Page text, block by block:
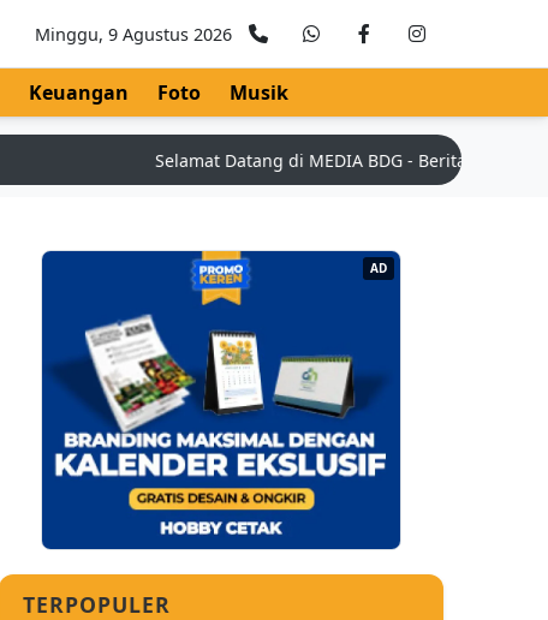
Minggu, 9 Agustus 2026
Keuangan Foto Musik
Selamat Datang di MEDIA BDG - Berita
AD
TERPOPULER